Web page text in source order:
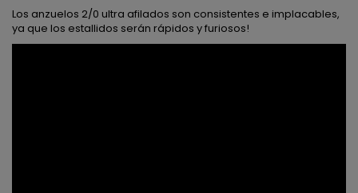
Los anzuelos 2/0 ultra afilados son consistentes e implacables,
ya que los estallidos serán rápidos y furiosos!